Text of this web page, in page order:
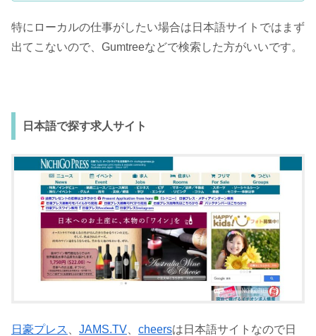
特にローカルの仕事がしたい場合は日本語サイトではまず
出てこないので、Gumtreeなどで検索した方がいいです。
日本語で探す求人サイト
日豪プレス JAMS.TV cheersは日本語サイトなので日